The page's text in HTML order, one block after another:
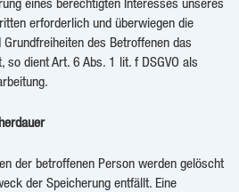
erforderlich und überwiegen die
des Betroffenen das
dient Art. 6 Abs. 1 lit. f DSGVO als
der betroffenen Person werden gelöscht
der Speicherung entfällt. Eine